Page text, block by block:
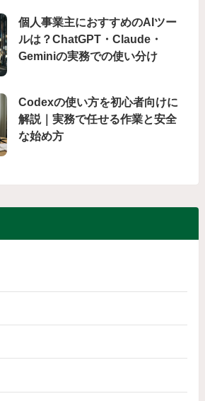
個人事業主におすすめのAIツー
ルは？ChatGPT・Claude・
Geminiの実務での使い分け
Codexの使い方を初心者向けに
解説｜実務で任せる作業と安全
な始め方